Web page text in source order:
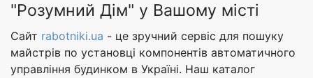
"Розумний Дім" у Вашому місті
Сайт rabotniki.ua - це зручний сервіс для пошуку
майстрів по установці компонентів автоматичного
управління будинком в Україні. Наш каталог